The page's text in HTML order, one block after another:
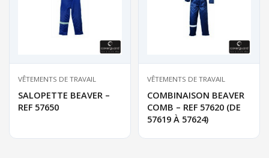
VÊTEMENTS DE TRAVAIL
SALOPETTE BEAVER –
REF 57650
VÊTEMENTS DE TRAVAIL
COMBINAISON BEAVER
COMB – REF 57620 (DE
57619 À 57624)